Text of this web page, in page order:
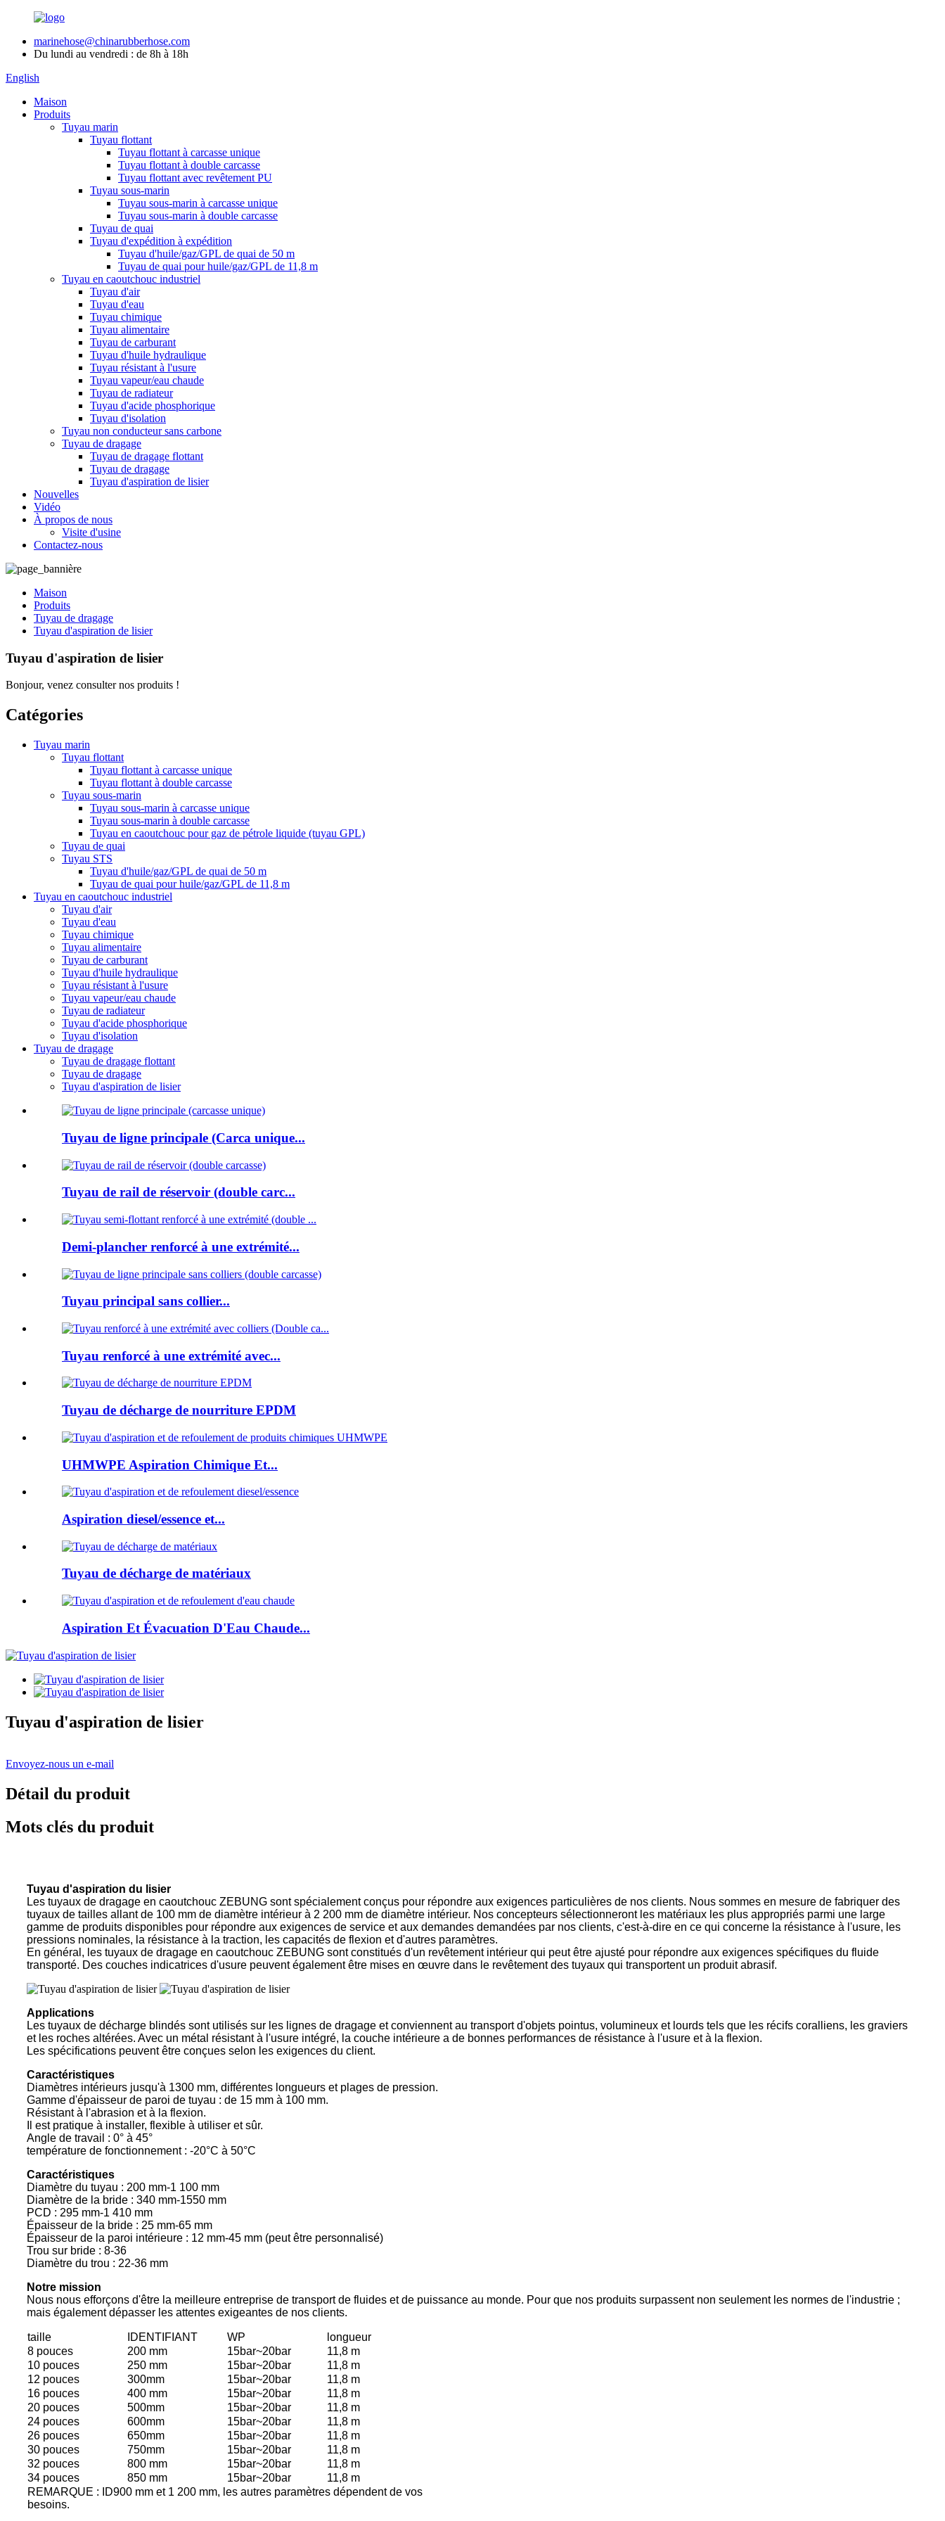
marinehose@chinarubberhose.com
Du lundi au vendredi : de 8h à 18h
English
Maison
Produits
Tuyau marin
Tuyau flottant
Tuyau flottant à carcasse unique
Tuyau flottant à double carcasse
Tuyau flottant avec revêtement PU
Tuyau sous-marin
Tuyau sous-marin à carcasse unique
Tuyau sous-marin à double carcasse
Tuyau de quai
Tuyau d'expédition à expédition
Tuyau d'huile/gaz/GPL de quai de 50 m
Tuyau de quai pour huile/gaz/GPL de 11,8 m
Tuyau en caoutchouc industriel
Tuyau d'air
Tuyau d'eau
Tuyau chimique
Tuyau alimentaire
Tuyau de carburant
Tuyau d'huile hydraulique
Tuyau résistant à l'usure
Tuyau vapeur/eau chaude
Tuyau de radiateur
Tuyau d'acide phosphorique
Tuyau d'isolation
Tuyau non conducteur sans carbone
Tuyau de dragage
Tuyau de dragage flottant
Tuyau de dragage
Tuyau d'aspiration de lisier
Nouvelles
Vidéo
À propos de nous
Visite d'usine
Contactez-nous
Maison
Produits
Tuyau de dragage
Tuyau d'aspiration de lisier
Tuyau d'aspiration de lisier
Bonjour, venez consulter nos produits !
Catégories
Tuyau marin
Tuyau flottant
Tuyau flottant à carcasse unique
Tuyau flottant à double carcasse
Tuyau sous-marin
Tuyau sous-marin à carcasse unique
Tuyau sous-marin à double carcasse
Tuyau en caoutchouc pour gaz de pétrole liquide (tuyau GPL)
Tuyau de quai
Tuyau STS
Tuyau d'huile/gaz/GPL de quai de 50 m
Tuyau de quai pour huile/gaz/GPL de 11,8 m
Tuyau en caoutchouc industriel
Tuyau d'air
Tuyau d'eau
Tuyau chimique
Tuyau alimentaire
Tuyau de carburant
Tuyau d'huile hydraulique
Tuyau résistant à l'usure
Tuyau vapeur/eau chaude
Tuyau de radiateur
Tuyau d'acide phosphorique
Tuyau d'isolation
Tuyau de dragage
Tuyau de dragage flottant
Tuyau de dragage
Tuyau d'aspiration de lisier
Tuyau de ligne principale (Carca unique...
Tuyau de rail de réservoir (double carc...
Demi-plancher renforcé à une extrémité...
Tuyau principal sans collier...
Tuyau renforcé à une extrémité avec...
Tuyau de décharge de nourriture EPDM
UHMWPE Aspiration Chimique Et...
Aspiration diesel/essence et...
Tuyau de décharge de matériaux
Aspiration Et Évacuation D'Eau Chaude...
Tuyau d'aspiration de lisier
Envoyez-nous un e-mail
Détail du produit
Mots clés du produit
Tuyau d'aspiration du lisier
Les tuyaux de dragage en caoutchouc ZEBUNG sont spécialement conçus pour répondre aux exigences particulières de nos clients. Nous sommes en mesure de fabriquer des
tuyaux de tailles allant de 100 mm de diamètre intérieur à 2 200 mm de diamètre intérieur. Nos concepteurs sélectionneront les matériaux les plus appropriés parmi une large
gamme de produits disponibles pour répondre aux exigences de service et aux demandes demandées par nos clients, c'est-à-dire en ce qui concerne la résistance à l'usure, les
pressions nominales, la résistance à la traction, les capacités de flexion et d'autres paramètres.
En général, les tuyaux de dragage en caoutchouc ZEBUNG sont constitués d'un revêtement intérieur qui peut être ajusté pour répondre aux exigences spécifiques du fluide
transporté. Des couches indicatrices d'usure peuvent également être mises en œuvre dans le revêtement des tuyaux qui transportent un produit abrasif.
Applications
Les tuyaux de décharge blindés sont utilisés sur les lignes de dragage et conviennent au transport d'objets pointus, volumineux et lourds tels que les récifs coralliens, les graviers
et les roches altérées. Avec un métal résistant à l'usure intégré, la couche intérieure a de bonnes performances de résistance à l'usure et à la flexion.
Les spécifications peuvent être conçues selon les exigences du client.
Caractéristiques
Diamètres intérieurs jusqu'à 1300 mm, différentes longueurs et plages de pression.
Gamme d'épaisseur de paroi de tuyau : de 15 mm à 100 mm.
Résistant à l'abrasion et à la flexion.
Il est pratique à installer, flexible à utiliser et sûr.
Angle de travail : 0° à 45°
température de fonctionnement : -20°C à 50°C
Caractéristiques
Diamètre du tuyau : 200 mm-1 100 mm
Diamètre de la bride : 340 mm-1550 mm
PCD : 295 mm-1 410 mm
Épaisseur de la bride : 25 mm-65 mm
Épaisseur de la paroi intérieure : 12 mm-45 mm (peut être personnalisé)
Trou sur bride : 8-36
Diamètre du trou : 22-36 mm
Notre mission
Nous nous efforçons d'être la meilleure entreprise de transport de fluides et de puissance au monde. Pour que nos produits surpassent non seulement les normes de l'industrie ;
mais également dépasser les attentes exigeantes de nos clients.
taille IDENTIFIANT WP
longueur
8 pouces
200 mm 15bar~20bar
11,8 m
10 pouces
250 mm 15bar~20bar
11,8 m
12 pouces
300mm 15bar~20bar
11,8 m
16 pouces
400 mm 15bar~20bar
11,8 m
20 pouces
500mm 15bar~20bar
11,8 m
24 pouces
600mm 15bar~20bar
11,8 m
26 pouces
650mm 15bar~20bar
11,8 m
30 pouces
750mm 15bar~20bar
11,8 m
32 pouces
800 mm 15bar~20bar
11,8 m
34 pouces
850 mm 15bar~20bar
11,8 m
REMARQUE : ID900 mm et 1 200 mm, les autres paramètres dépendent de vos
besoins.